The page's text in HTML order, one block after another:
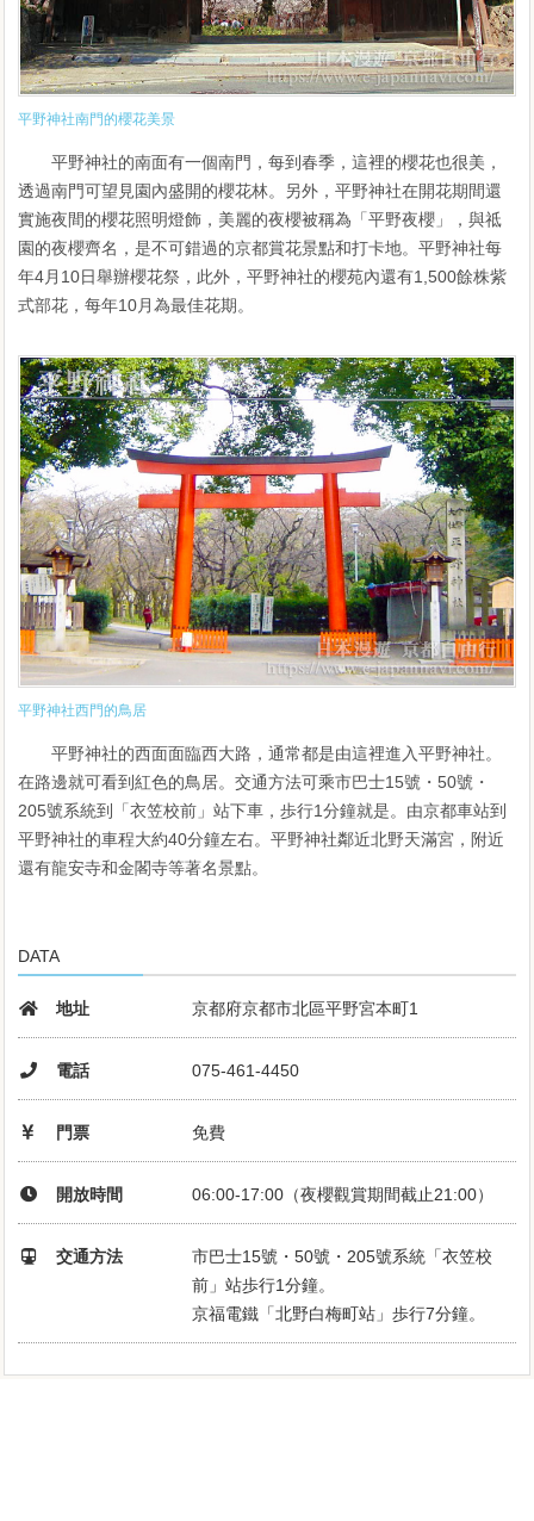
平野神社南門的櫻花美景
平野神社的南面有一個南門，每到春季，這裡的櫻花也很美，
透過南門可望見園內盛開的櫻花林。另外，平野神社在開花期間還
實施夜間的櫻花照明燈飾，美麗的夜櫻被稱為「平野夜櫻」，與祗
園的夜櫻齊名，是不可錯過的京都賞花景點和打卡地。平野神社每
年4月10日舉辦櫻花祭，此外，平野神社的櫻苑內還有1,500餘株紫
式部花，每年10月為最佳花期。
平野神社西門的鳥居
平野神社的西面面臨西大路，通常都是由這裡進入平野神社。
在路邊就可看到紅色的鳥居。交通方法可乘市巴士15號・50號・
205號系統到「衣笠校前」站下車，歩行1分鐘就是。由京都車站到
平野神社的車程大約40分鐘左右。平野神社鄰近北野天滿宮，附近
還有龍安寺和金閣寺等著名景點。
DATA
地址 京都府京都市北區平野宮本町1
電話 075-461-4450
門票 免費
開放時間 06:00-17:00（夜櫻觀賞期間截止21:00）
交通方法
市巴士15號・50號・205號系統「衣笠校
前」站歩行1分鐘。
京福電鐵「北野白梅町站」歩行7分鐘。